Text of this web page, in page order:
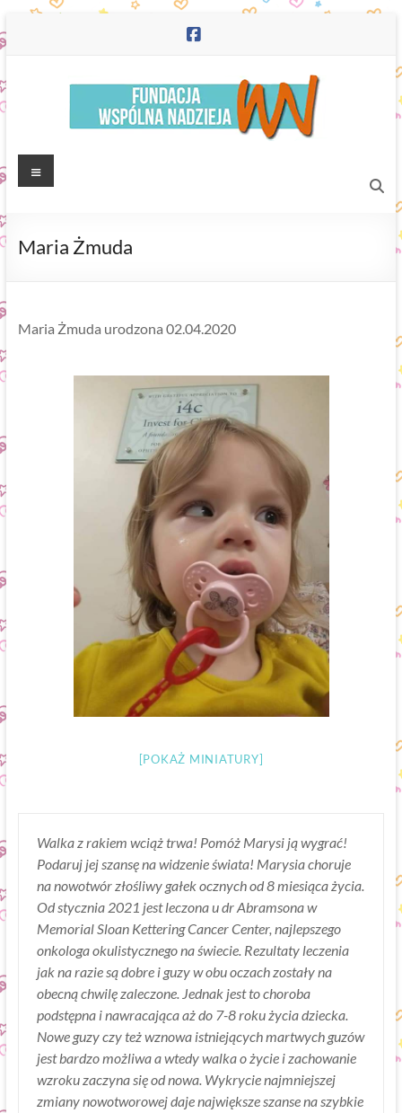
to
Fundacja
Nadzieja"
Menu
Maria Żmuda
Maria Żmuda urodzona 02.04.2020
[POKAŻ MINIATURY]
Walka z rakiem wciąż trwa! Pomóż Marysi ją wygrać!
Podaruj jej szansę na widzenie świata! Marysia choruje
na nowotwór złośliwy gałek ocznych od 8 miesiąca życia.
Od stycznia 2021 jest leczona u dr Abramsona w
Memorial Sloan Kettering Cancer Center, najlepszego
onkologa okulistycznego na świecie. Rezultaty leczenia
jak na razie są dobre i guzy w obu oczach zostały na
obecną chwilę zaleczone. Jednak jest to choroba
podstępna i nawracająca aż do 7-8 roku życia dziecka.
Nowe guzy czy też wznowa istniejących martwych guzów
jest bardzo możliwa a wtedy walka o życie i zachowanie
wzroku zaczyna się od nowa. Wykrycie najmniejszej
zmiany nowotworowej daje największe szanse na szybkie